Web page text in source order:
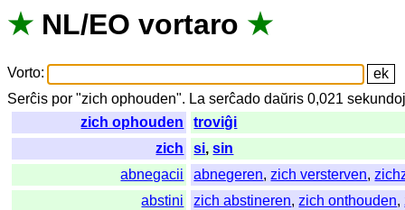
★ NL/EO vortaro ★
Vorto:
Serĉis por "zich ophouden". La serĉado daŭris 0,021
zich ophouden
troviĝi
zich
si,sin
abnegacii
abnegeren,zich versterven,
abstini
zich abstineren,zich onthouden,